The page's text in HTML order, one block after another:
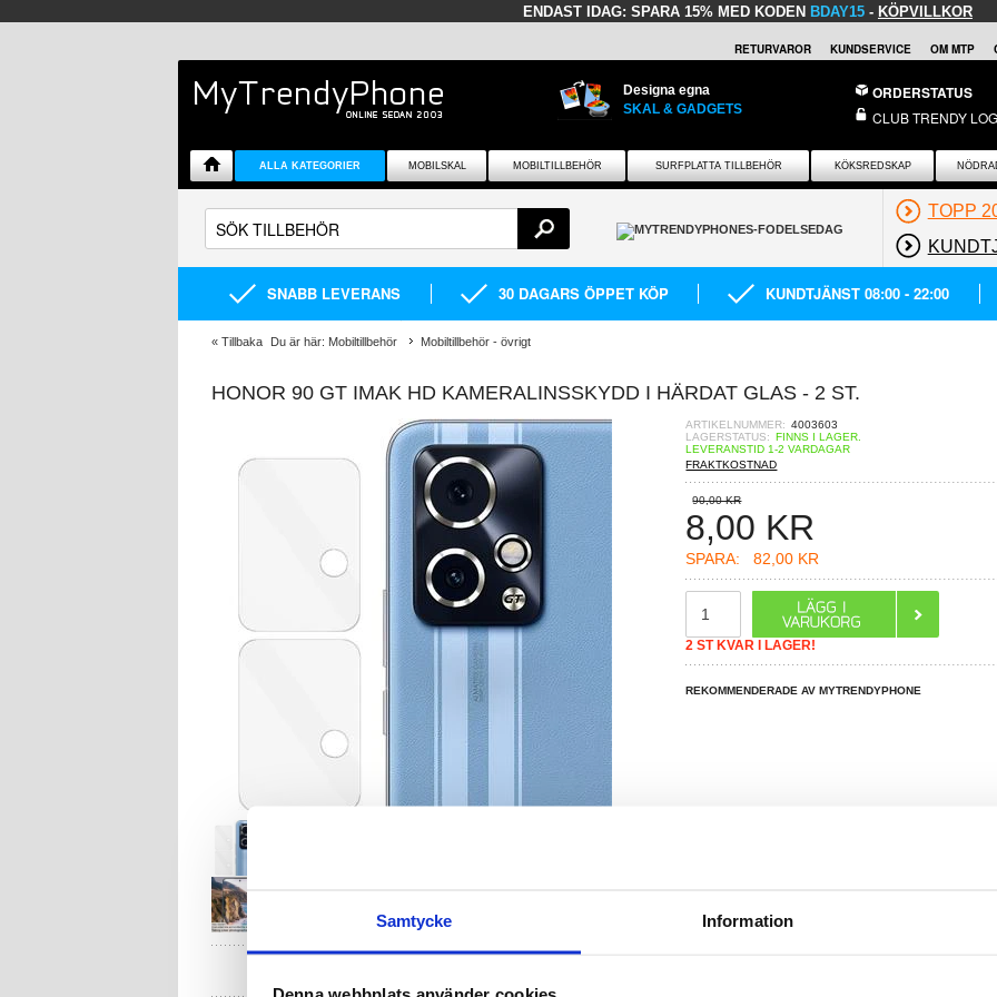
Samtycke Information
Denna webbplats använder cookies
ENDAST IDAG: SPARA 15% MED KODEN BDAY15 - KÖPVILLKOR
RETURVAROR KUNDSERVICE OM MTP
Designa egna
SKAL & GADGETS
ORDERSTATUS
CLUB TRENDY
ALLA KATEGORIER MOBILSKAL MOBILTILLBEHÖR SURFPLATTA TILLBEHÖR KÖKSREDSKAP
TOPP
SNABB LEVERANS 30 DAGARS ÖPPET KÖP KUNDTJÄNST 08:00 - 22:00
« Tillbaka Du är här: Mobiltillbehör Mobiltillbehör - övrigt
HONOR 90 GT IMAK HD KAMERALINSSKYDD I HÄRDAT GLAS - 2 ST.
ARTIKELNUMMER: 4003603
LAGERSTATUS: FINNS I LAGER.
LEVERANSTID 1-2 VARDAGAR
FRAKTKOSTNAD
90,00 KR
8,00 KR
SPARA: 82,00 KR
2 ST KVAR I LAGER!
REKOMMENDERADE AV MYTRENDYPHONE